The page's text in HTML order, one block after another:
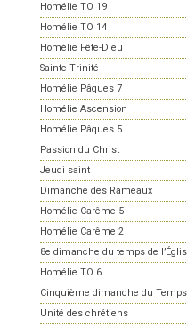
Homélie TO 19
Homélie TO 14
Homélie Fête-Dieu
Sainte Trinité
Homélie Pâques 7
Homélie Ascension
Homélie Pâques 5
Passion du Christ
Jeudi saint
Dimanche des Rameaux
Homélie Carême 5
Homélie Carême 2
8e dimanche du temps de
Homélie TO 6
Cinquième dimanche du
Unité des chrétiens